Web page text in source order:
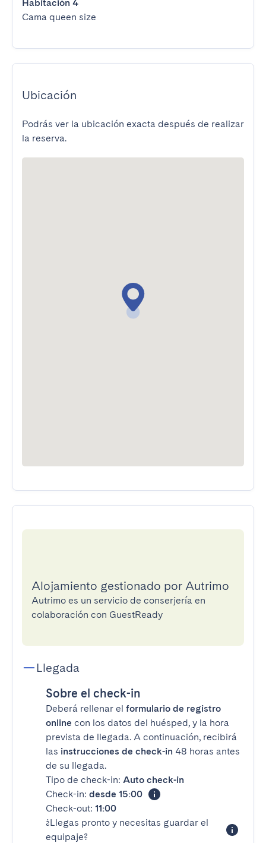
Habitación 4
Cama queen size
Ubicación
Podrás ver la ubicación exacta después de realizar
la reserva.
Alojamiento gestionado por Autrimo
Autrimo es un servicio de conserjería en
colaboración con GuestReady
Llegada
Sobre el check-in
Deberá rellenar el formulario de registro
online con los datos del huésped, y la hora
prevista de llegada. A continuación, recibirá
las instrucciones de check-in 48 horas antes
de su llegada.
Tipo de check-in: Auto check-in
Check-in: desde 15:00
Check-out: 11:00
¿Llegas pronto y necesitas guardar el
equipaje?